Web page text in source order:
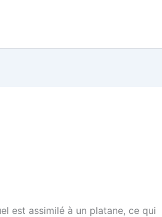
est assimilé à un platane, ce qui